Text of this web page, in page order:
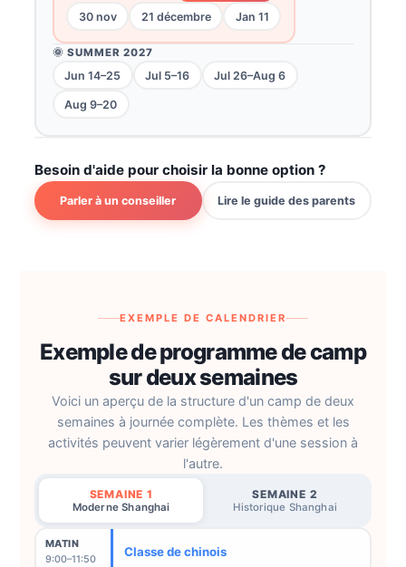
30 nov 21 décembre Jan 11
🌞 SUMMER 2027
Jun 14–25 Jul 5–16 Jul 26–Aug 6
Aug 9–20
Besoin d'aide pour choisir la bonne option ?
Parler à un conseiller Lire le guide des parents
EXEMPLE DE CALENDRIER
Exemple de programme de camp
sur deux semaines
Voici un aperçu de la structure d'un camp de deux
semaines à journée complète. Les thèmes et les
activités peuvent varier légèrement d'une session à
l'autre.
SEMAINE 1
Moderne Shanghai
SEMAINE 2
Historique Shanghai
MATIN
9:00–11:50
Classe de chinois